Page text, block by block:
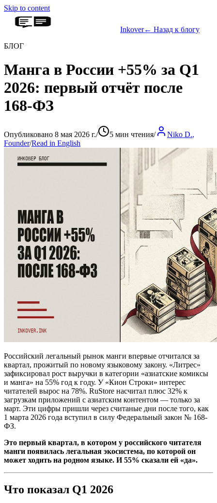
Skip to content
Inkover← Назад к блогу
БЛОГ
Манга в России +55% за Q1
2026: первый отчёт после
168-ФЗ
Опубликовано 8 мая 2026 г./ 5 мин чтения/ Niko D.,
Founder/Read in English
Российский легальный рынок манги впервые отчитался за
квартал, прожитый по новому языковому закону. «Литрес»
зафиксировал рост выручки в категории «азиатские комиксы
и манга» на 55% год к году. У «Кион Строки» интерес
читателей вырос на 78%. RuStore насчитал плюс 32% к
загрузкам приложений с азиатским контентом — только за
март. Эти цифры пришли через считаные дни после того, как
1 марта 2026 года вступил в силу Федеральный закон № 168-
ФЗ.
Это первый квартал, в котором у российского читателя
манги появилась легальная экосистема, по которой он
может ходить на родном языке. И 55% сказали ей «да».
Что показал Q1 2026